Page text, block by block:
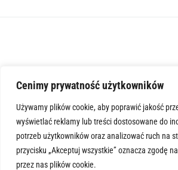
Cenimy prywatność użytkowników
Używamy plików cookie, aby poprawić jakość
wyświetlać reklamy lub treści dostosowane do
potrzeb użytkowników oraz analizować ruch na
przycisku „Akceptuj wszystkie” oznacza zgodę
przez nas plików cookie.